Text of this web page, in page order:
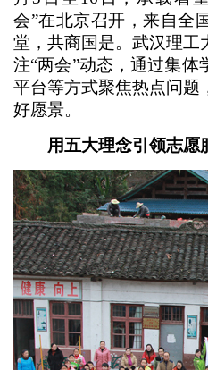
会”在北京召开，来自全
堂，共商国是。武汉理工
注“两会”动态，通过集
平台等方式聚焦热点问题
好愿景。
用五大理念引领志愿